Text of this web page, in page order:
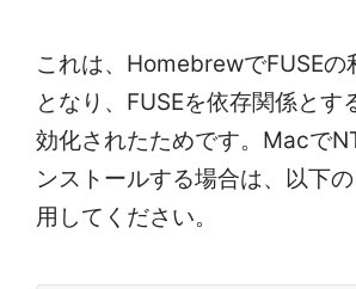
これは、HomebrewでFUSEの
となり、FUSEを依存関係と
効化されたためです。Macで
ンストールする場合は、以下
用してください。